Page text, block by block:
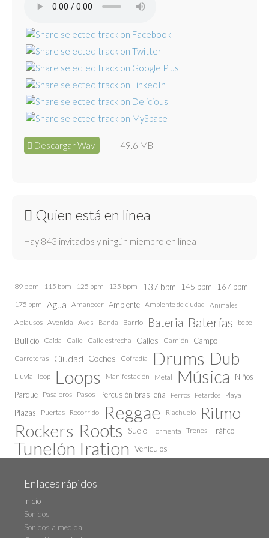
Descargar Wav 49.6 MB
Quien está en linea
Hay 843 invitados y ningún miembro en línea
89 bpm 115 bpm 125 bpm 135 bpm 137 bpm 145 bpm 167 bpm
175 bpm Agua Amanecer Ambiente Ambiente de ciudad Animales
Aplausos Avenida Aves Banda Barrio Bateria Baterías bebe
Bullicio Caida Calle Calle estrecha Calles Camión Campo
Carreteras Ciudad Coches Cofradía Drums Dub
Lluvia loop Loops Manifestación Metal Música
Niños
Parque Pasajeros Pasos Percusión brasileña Perros Petardos Playa
Plazas Puertas Recorrido Reggae Riachuelo Ritmo
Rockers Roots Suelo Tormenta Trenes Tráfico
Tunelón Iration Vehículos
Enlaces rápidos
Inicio
Sonidos
Sonidos a medida